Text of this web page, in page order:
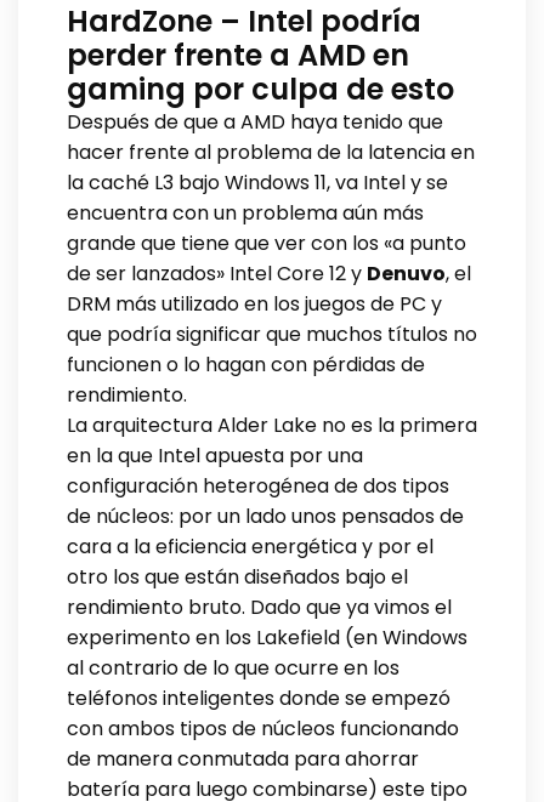
HardZone – Intel podría
perder frente a AMD en
gaming por culpa de esto
Después de que a AMD haya tenido que
hacer frente al problema de la latencia en
la caché L3 bajo Windows 11, va Intel y se
encuentra con un problema aún más
grande que tiene que ver con los «a punto
de ser lanzados» Intel Core 12 y Denuvo, el
DRM más utilizado en los juegos de PC y
que podría significar que muchos títulos no
funcionen o lo hagan con pérdidas de
rendimiento.
La arquitectura Alder Lake no es la primera
en la que Intel apuesta por una
configuración heterogénea de dos tipos
de núcleos: por un lado unos pensados de
cara a la eficiencia energética y por el
otro los que están diseñados bajo el
rendimiento bruto. Dado que ya vimos el
experimento en los Lakefield (en Windows
al contrario de lo que ocurre en los
teléfonos inteligentes donde se empezó
con ambos tipos de núcleos funcionando
de manera conmutada para ahorrar
batería para luego combinarse) este tipo